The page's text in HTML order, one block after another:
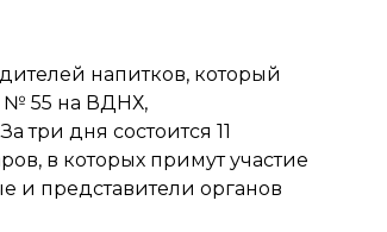
напитков, который
№ 55 на ВДНХ,
три дня состоится 11
в которых примут участие
и представители органов